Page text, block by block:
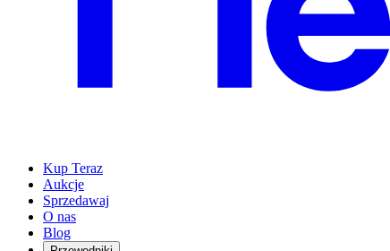
Kup Teraz
Aukcje
Sprzedawaj
O nas
Blog